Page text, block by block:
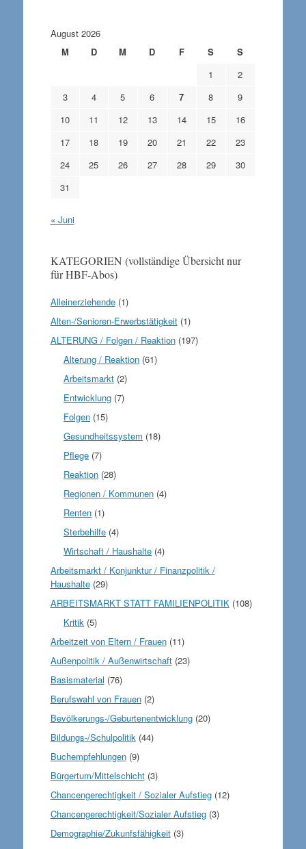
August 2026
M
D M D F S
S
1
2
3
4 5 6 7 8
9
10
11 12 13 14 15
16
17
18 19 20 21 22
23
24
25 26 27 28 29
30
31
« Juni
KATEGORIEN (vollständige Übersicht nur
für HBF-Abos)
Alleinerziehende(1)
Alten-/Senioren-Erwerbstätigkeit(1)
ALTERUNG / Folgen / Reaktion(197)
Alterung / Reaktion (61)
Arbeitsmarkt (2)
Entwicklung (7)
Folgen (15)
Gesundheitssystem (18)
Pflege (7)
Reaktion (28)
Regionen / Kommunen (4)
Renten (1)
Sterbehilfe (4)
Wirtschaft / Haushalte (4)
Arbeitsmarkt / Konjunktur / Finanzpolitik /
Haushalte(29)
ARBEITSMARKT STATT FAMILIENPOLITIK(108)
Kritik (5)
Arbeitzeit von Eltern / Frauen(11)
Außenpolitik / Außenwirtschaft(23)
Basismaterial (76)
Berufswahl von Frauen(2)
Bevölkerungs-/Geburtenentwicklung(20)
Bildungs-/Schulpolitik(44)
Buchempfehlungen(9)
Bürgertum/Mittelschicht(3)
Chancengerechtigkeit / Sozialer Aufstieg(12)
Chancengerechtigkeit/Sozialer Aufstieg(3)
Demographie/Zukunfsfähigkeit(3)